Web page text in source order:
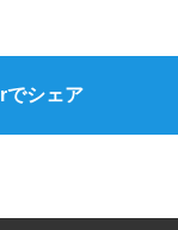
でシェア